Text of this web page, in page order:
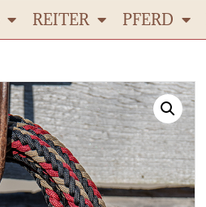
REITER PFERD